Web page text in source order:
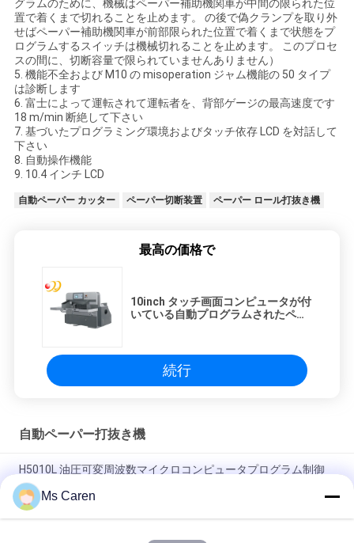
グラムのために、機械はペーパー補助機関車が中間の限られた位
置で着くまで切れることを止めます。 の後で偽クランプを取り外
せばペーパー補助機関車が前部限られた位置で着くまで状態をプ
ログラムするスイッチは機械切れることを止めます。 このプロセ
スの間に、切断容量で限られていませんありません）
5. 機能不全および M10 の misoperation ジャム機能の 50 タイプ
は診断します
6. 富士によって運転されて運転者を、背部ゲージの最高速度です
18 m/min 断絶して下さい
7. 基づいたプログラミング環境およびタッチ依存 LCD を対話して
下さい
8. 自動操作機能
9. 10.4 インチ LCD
自動ペーパー カッター ペーパー切断装置 ペーパー ロール打抜き機
最高の価格で
10inch タッチ画面コンピュータが付
いている自動プログラムされたペー
続行
自動ペーパー打抜き機
H5010L 油圧可変周波数マイクロコンピュータプログラム制御
紙切断機
1600型 NCシートチューブ紙切断機
Ms Caren